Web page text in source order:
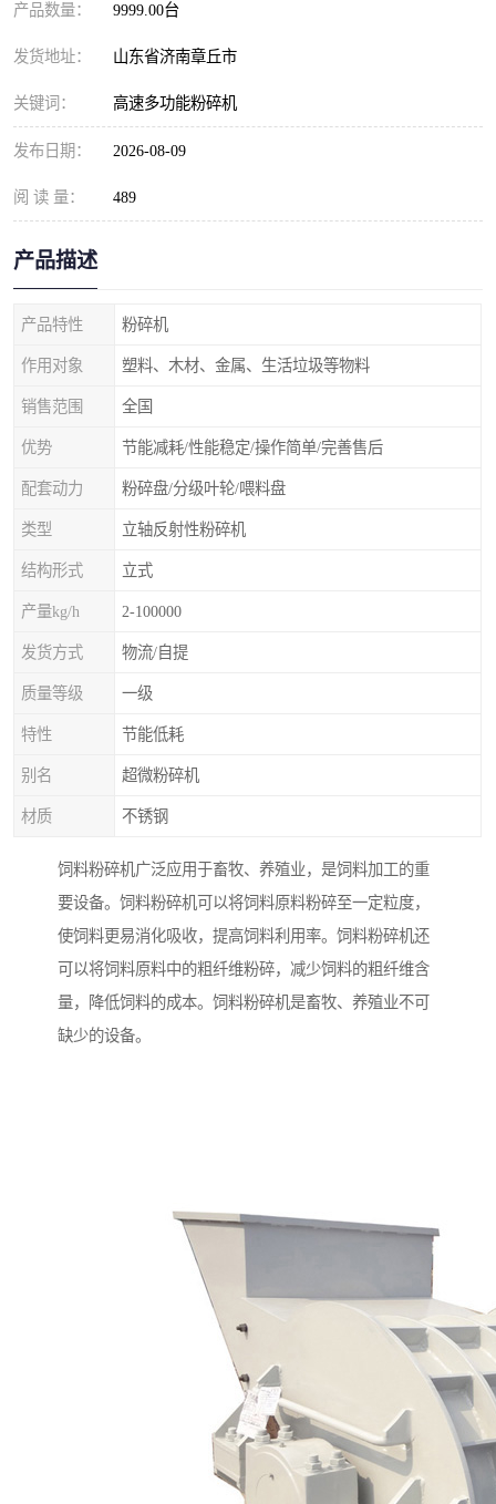
产品数量： 9999.00台
发货地址： 山东省济南章丘市
关键词： 高速多功能粉碎机
发布日期： 2026-08-09
阅 读 量： 489
产品描述
产品特性 粉碎机
作用对象 塑料、木材、金属、生活垃圾等物料
销售范围 全国
优势 节能减耗/性能稳定/操作简单/完善售后
配套动力 粉碎盘/分级叶轮/喂料盘
类型 立轴反射性粉碎机
结构形式 立式
产量kg/h 2-100000
发货方式 物流/自提
质量等级 一级
特性 节能低耗
别名 超微粉碎机
材质 不锈钢
饲料粉碎机广泛应用于畜牧、养殖业，是饲料加工的重
要设备。饲料粉碎机可以将饲料原料粉碎至一定粒度，
使饲料更易消化吸收，提高饲料利用率。饲料粉碎机还
可以将饲料原料中的粗纤维粉碎，减少饲料的粗纤维含
量，降低饲料的成本。饲料粉碎机是畜牧、养殖业不可
缺少的设备。